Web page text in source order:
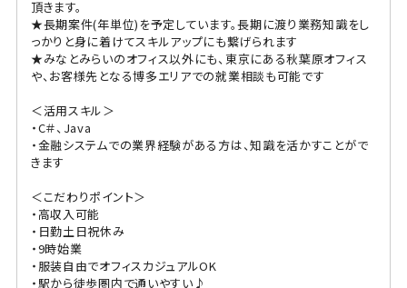
頂きます。
★長期案件(年単位)を予定しています。長期に渡り業務知識をし
っかりと身に着けてスキルアップにも繋げられます
★みなとみらいのオフィス以外にも、東京にある秋葉原オフィス
や、お客様先となる博多エリアでの就業相談も可能です
＜活用スキル＞
・C＃、Java
・金融システムでの業界経験がある方は、知識を活かすことがで
きます
＜こだわりポイント＞
・高収入可能
・日勤土日祝休み
・9時始業
・服装自由でオフィスカジュアルOK
・駅から徒歩圏内で通いやすい♪